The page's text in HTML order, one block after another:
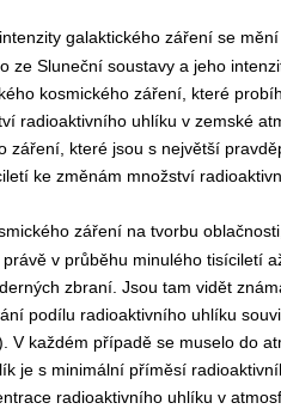
galaktického záření se
ze Sluneční soustavy a jeho
kosmického záření, které
radioaktivního uhlíku v zemské
záření, které jsou s největší
ke změnám množství
záření na tvorbu
v průběhu minulého tisíciletí
zbraní. Jsou tam vidět
podílu radioaktivního uhlíku
V každém případě se muselo do
je s minimální příměsí
radioaktivního uhlíku v